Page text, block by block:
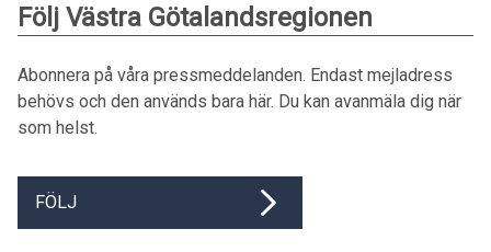
Följ Västra Götalandsregionen
Abonnera på våra pressmeddelanden. Endast mejladress
behövs och den används bara här. Du kan avanmäla dig när
som helst.
FÖLJ